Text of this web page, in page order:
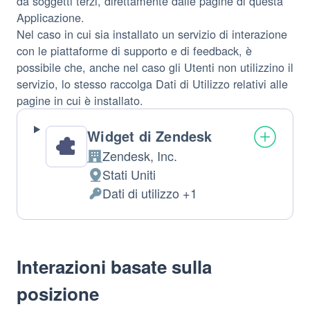
Applicazione.
Nel caso in cui sia installato un servizio di interazione
con le piattaforme di supporto e di feedback, è
possibile che, anche nel caso gli Utenti non utilizzino il
servizio, lo stesso raccolga Dati di Utilizzo relativi alle
pagine in cui è installato.
Widget di Zendesk
Azienda:
Zendesk, Inc.
Luogo
del
trattamento:
Stati Uniti
Dati
Personali
Dati di utilizzo +1
Interazioni basate sulla
posizione